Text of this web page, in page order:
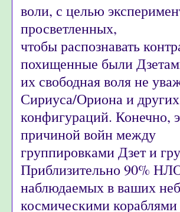
воли, с целью
просветленных,
чтобы распознавать
похищенные были
их свободная воля не
Сириуса/Ориона и других
конфигураций. Конечно,
причиной войн между
группировками Дзет и
Приблизительно 90%
наблюдаемых в ваших
космическими кораблями